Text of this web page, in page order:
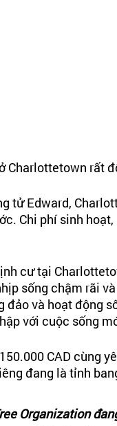
Charlottetown rất
tử Edward,
Chi phí sinh
cư tại
sống chậm rãi
đảo và hoạt động
với cuộc sống
CAD cùng
đang là tỉnh
Organization